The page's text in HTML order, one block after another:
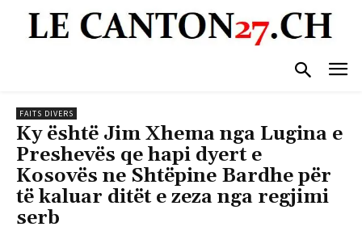
FAITS DIVERS
Ky është Jim Xhema nga Lugina e
Preshevës qe hapi dyert e
Kosovës ne Shtëpine Bardhe për
të kaluar ditët e zeza nga regjimi
serb